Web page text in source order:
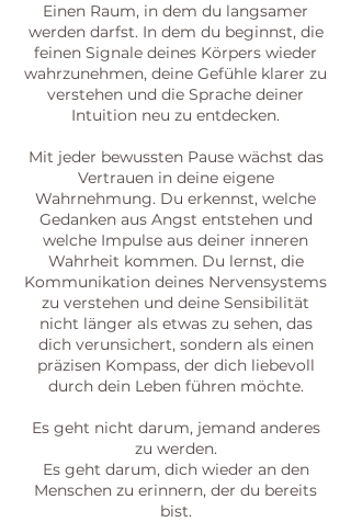
Einen Raum, in dem du langsamer
werden darfst. In dem du beginnst, die
feinen Signale deines Körpers wieder
wahrzunehmen, deine Gefühle klarer zu
verstehen und die Sprache deiner
Intuition neu zu entdecken.
Mit jeder bewussten Pause wächst das
Vertrauen in deine eigene
Wahrnehmung. Du erkennst, welche
Gedanken aus Angst entstehen und
welche Impulse aus deiner inneren
Wahrheit kommen. Du lernst, die
Kommunikation deines Nervensystems
zu verstehen und deine Sensibilität
nicht länger als etwas zu sehen, das
dich verunsichert, sondern als einen
präzisen Kompass, der dich liebevoll
durch dein Leben führen möchte.
Es geht nicht darum, jemand anderes
zu werden.
Es geht darum, dich wieder an den
Menschen zu erinnern, der du bereits
bist.